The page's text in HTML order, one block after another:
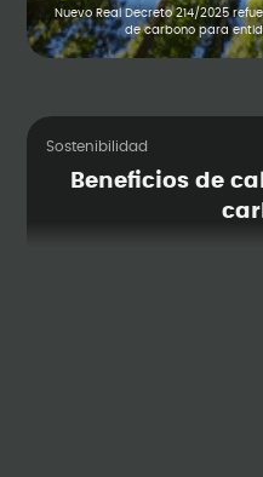
Nuevo Real Decreto 214/2025
de carbono para
Sostenibilidad
Beneficios de